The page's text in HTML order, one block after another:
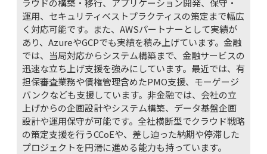
ラウドの構築・移行、アプリケーション開発、保守・
運用、セキュリティベストプラクティスの策定まで幅広
く対応可能です。また、AWSパートナーとして実績が
あり、AzureやGCPでも実績を積み上げています。金融
では、当局対応からシステム構築まで、金融サービスの
迅速な立ち上げ支援を強みにしています。最近では、有
担保審査業務や債権管理含めたPMO支援、モーゲージ
バンクなども支援しています。非金融では、会社の立
上げからの企画設計やシステム構築、データ基盤企画
設計や運用保守が可能です。全社横断型でクラウド戦略
の策定支援を行うCCoEや、差し迫った納期や停滞した
プロジェクトを円滑に進める能力も持っています。